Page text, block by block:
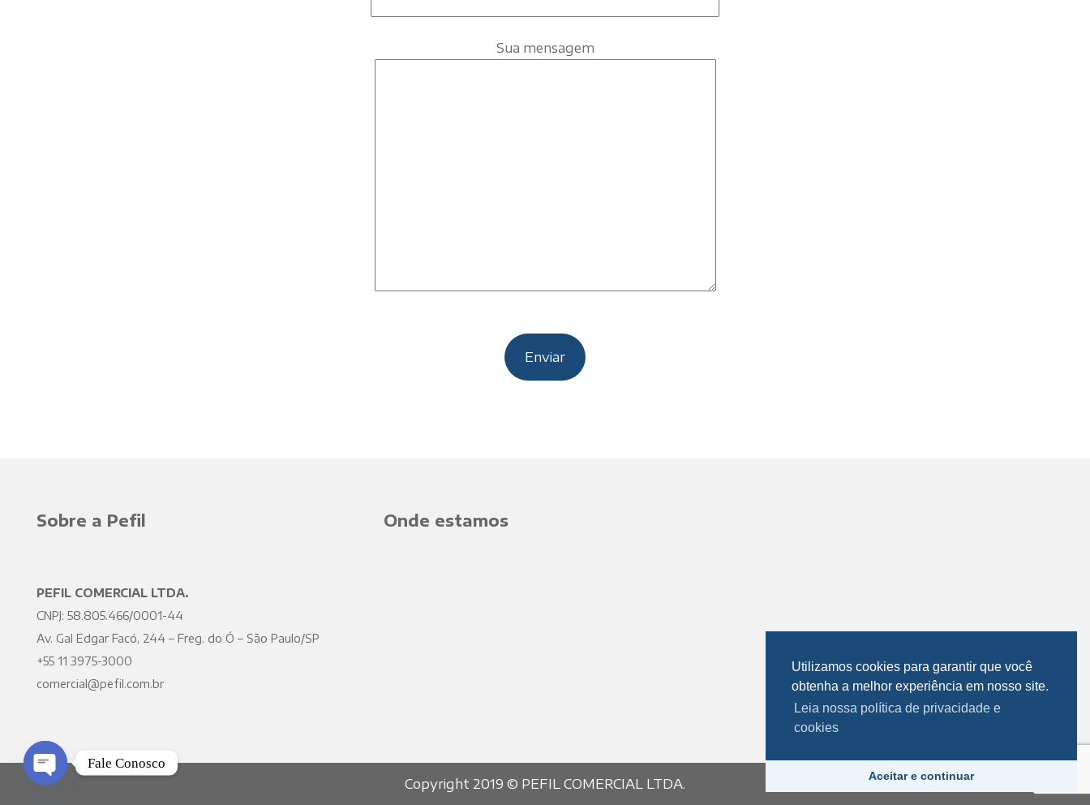
Sua mensagem
Sobre a Pefil
PEFIL COMERCIAL LTDA.
CNPJ: 58.805.466/0001-44
Av. Gal Edgar Facó, 244 – Freg. do Ó – São Paulo/SP
+55 11 3975-3000
comercial@pefil.com.br
Onde estamos
Copyright 2019 © PEFIL COMERCIAL LTDA.
Fale Conosco
Open chaty
Utilizamos cookies para garantir que você
obtenha a melhor experiência em nosso site.
Leia nossa política de privacidade e
cookies
Aceitar e continuar